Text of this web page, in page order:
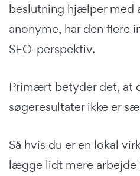
beslutning hjælper med
anonyme, har den flere
SEO-perspektiv.
Primært betyder det, at
søgeresultater ikke er
Så hvis du er en lokal
lægge lidt mere arbejde